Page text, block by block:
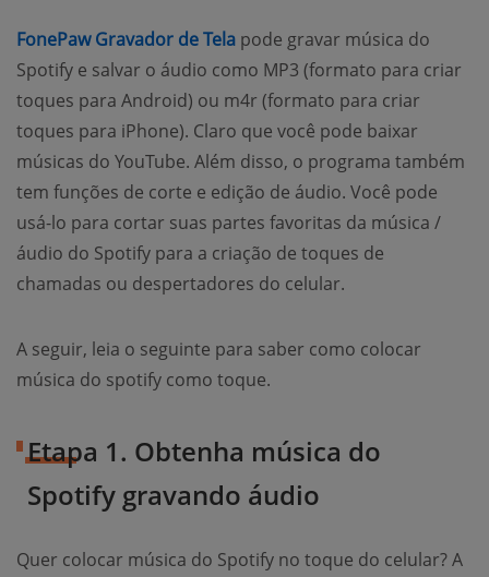
FonePaw Gravador de Tela (opens new window)
pode gravar música do
Spotify e salvar o áudio como MP3 (formato para criar
toques para Android) ou m4r (formato para criar
toques para iPhone). Claro que você pode baixar
músicas do YouTube. Além disso, o programa também
tem funções de corte e edição de áudio. Você pode
usá-lo para cortar suas partes favoritas da música /
áudio do Spotify para a criação de toques de
chamadas ou despertadores do celular.
A seguir, leia o seguinte para saber como colocar
música do spotify como toque.
Etapa 1. Obtenha música do
Spotify gravando áudio
Quer colocar música do Spotify no toque do celular? A